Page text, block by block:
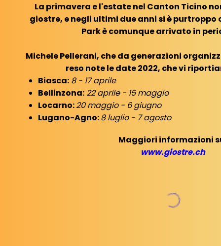
La primavera e l'estate nel Canton Ticino
giostre, e negli ultimi due anni si è purtroppo
Park è comunque arrivato in
Michele Pellerani, che da generazioni
reso note le date 2022, che vi
Biasca: 8 - 17 aprile
Bellinzona: 22 aprile - 15 maggio
Locarno:20 maggio - 6 giugno
Lugano-Agno:8 luglio - 7 agosto
Maggiori informazioni
www.giostre.ch